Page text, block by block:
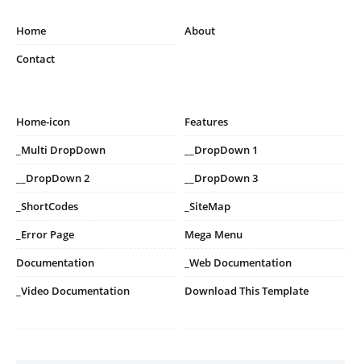
Home
About
Contact
Home-icon
Features
_Multi DropDown
__DropDown 1
__DropDown 2
__DropDown 3
_ShortCodes
_SiteMap
_Error Page
Mega Menu
Documentation
_Web Documentation
_Video Documentation
Download This Template